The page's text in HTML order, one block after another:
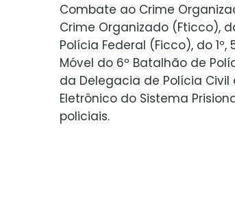
Combate ao Crime
Crime Organizado (Fticco),
Polícia Federal (Ficco), do
Móvel do 6º Batalhão de
da Delegacia de Polícia
Eletrônico do Sistema
policiais.